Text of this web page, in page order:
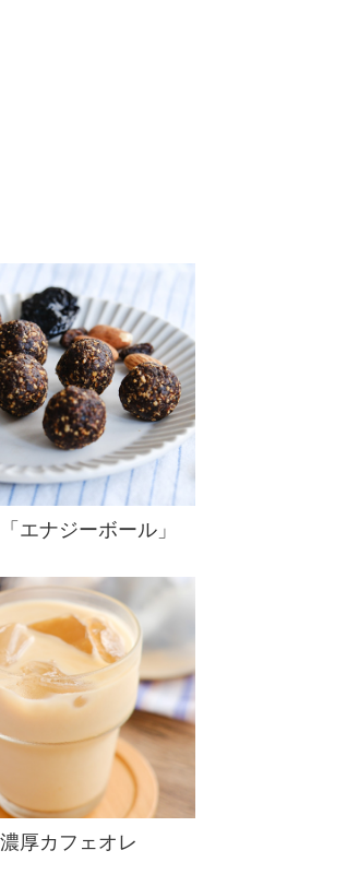
エナジーボール」
厚カフェオレ